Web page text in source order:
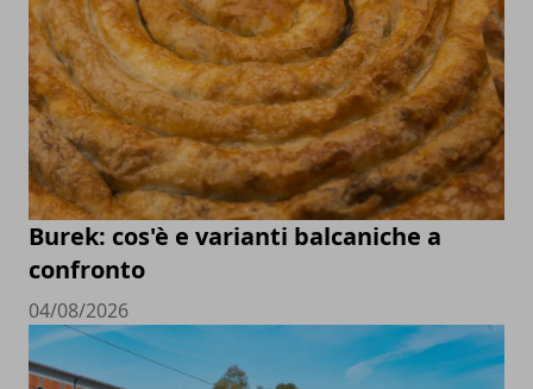
Burek: cos'è e varianti balcaniche a
confronto
04/08/2026